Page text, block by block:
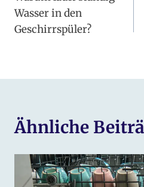
Wasser in den
Geschirrspüler?
Ähnliche